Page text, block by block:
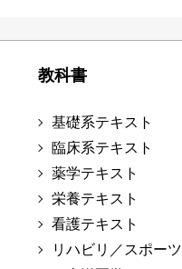
教科書
基礎系テキスト
臨床系テキスト
薬学テキスト
栄養テキスト
看護テキスト
リハビリ／スポーツ